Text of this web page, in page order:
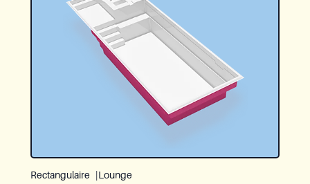
Rectangulaire Lounge